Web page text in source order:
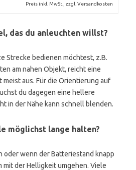
Preis inkl. MwSt., zzgl. Versandkosten
das du anleuchten willst?
Strecke bedienen möchtest, z.B.
am nahen Objekt, reicht eine
aus. Für die Orientierung auf
du dagegen eine hellere
in der Nähe kann schnell blenden.
möglichst lange halten?
oder wenn der Batteriestand knapp
mit der Helligkeit umgehen. Viele